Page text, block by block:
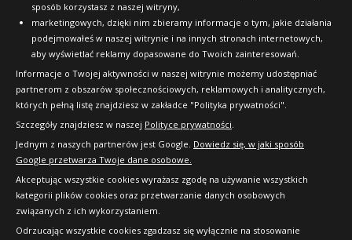
sposób korzystasz z naszej witryny,
marketingowych, dzięki nim zbieramy informacje o tym, jakie działania
podejmowałeś w naszej witrynie i na innych stronach internetowych,
aby wyświetlać reklamy dopasowane do Twoich zainteresowań.
Informacje o Twojej aktywności w naszej witrynie możemy udostępniać
partnerom z obszarów społecznościowych, reklamowych i analitycznych,
których pełną listę znajdziesz w zakładce "Polityka prywatności".
Szczegóły znajdziesz w naszej Polityce prywatności.
Jednym z naszych partnerów jest Google. Dowiedz się, w jaki sposób
Google przetwarza Twoje dane osobowe.
Akceptując wszystkie cookies wyrażasz zgodę na używanie wszystkich
kategorii plików cookies oraz przetwarzanie danych osobowych
związanych z ich wykorzystaniem.
Odrzucając wszystkie cookies zgadzasz się wyłącznie na stosowanie